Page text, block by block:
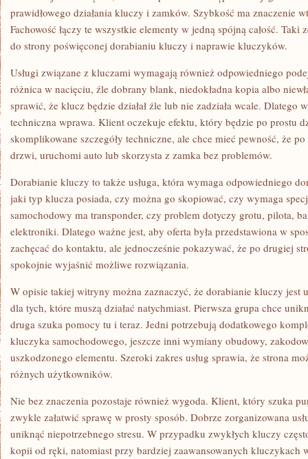
prawidłowego działania kluczy i zamków. Szybkość ma znaczenie
Fachowość łączy te wszystkie elementy w jedną spójną całość. Taki
do strony poświęconej dorabianiu kluczy i naprawie kluczyków.
Usługi związane z kluczami wymagają również odpowiedniego
różnica w nacięciu, źle dobrany blank, niedokładna kopia albo
sprawić, że klucz będzie działał źle lub nie zadziała wcale. Dlatego
techniczna wprawa. Klient oczekuje efektu, który będzie po prostu
skomplikowane szczegóły techniczne, ale chce mieć pewność, że
drzwi, uruchomi auto lub skorzysta z zamka bez problemów.
Dorabianie kluczy to także usługa, która wymaga odpowiedniego
jaki typ klucza posiada, czy można go skopiować, czy wymaga
samochodowy ma transponder, czy problem dotyczy grotu, pilota,
elektroniki. Dlatego ważne jest, aby oferta była przedstawiona w
zachęcać do kontaktu, ale jednocześnie pokazywać, że po drugiej
spokojnie wyjaśnić możliwe rozwiązania.
W opisie takiej witryny można zaznaczyć, że dorabianie kluczy jest
dla tych, które muszą działać natychmiast. Pierwsza grupa chce
druga szuka pomocy tu i teraz. Jedni potrzebują dodatkowego
kluczyka samochodowego, jeszcze inni wymiany obudowy,
uszkodzonego elementu. Szeroki zakres usług sprawia, że strona
różnych użytkowników.
Nie bez znaczenia pozostaje również wygoda. Klient, który szuka
zwykle załatwić sprawę w prosty sposób. Dobrze zorganizowana
uniknąć niepotrzebnego stresu. W przypadku zwykłych kluczy
kopii od ręki, natomiast przy bardziej zaawansowanych kluczykach